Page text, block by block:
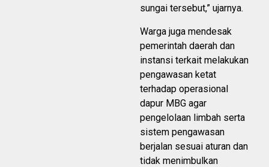
sungai tersebut,” ujarnya.
Warga juga mendesak
pemerintah daerah dan
instansi terkait melakukan
pengawasan ketat
terhadap operasional
dapur MBG agar
pengelolaan limbah serta
sistem pengawasan
berjalan sesuai aturan dan
tidak menimbulkan